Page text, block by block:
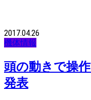
2017.04.26
機体情報
頭の動きで操
発表